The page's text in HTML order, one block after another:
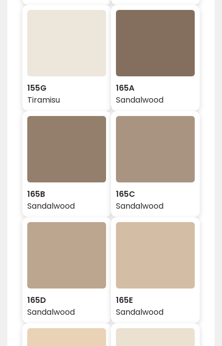
155G
Tiramisu
165A
Sandalwood
165B
Sandalwood
165C
Sandalwood
165D
Sandalwood
165E
Sandalwood